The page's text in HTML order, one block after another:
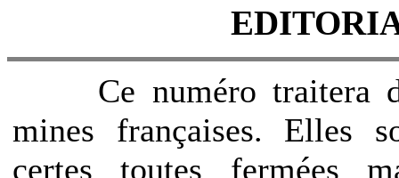
Ce numéro traitera
mines françaises. Elles
certes toutes fermées